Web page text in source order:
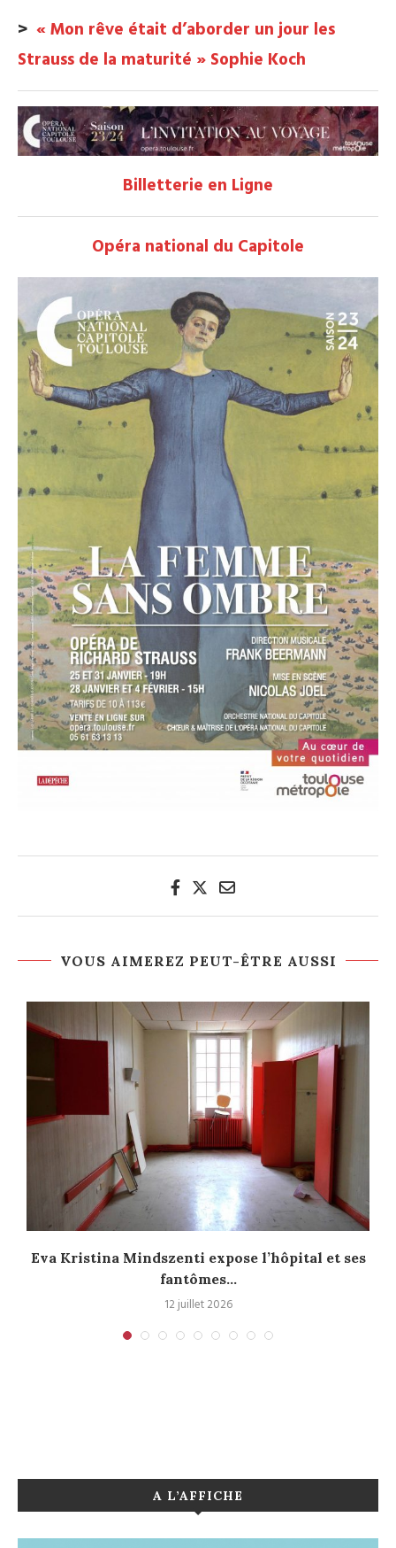
> « Mon rêve était d’aborder un jour les
Strauss de la maturité » Sophie Koch
Billetterie en Ligne
Opéra national du Capitole
VOUS AIMEREZ PEUT-ÊTRE AUSSI
Eva Kristina Mindszenti expose l’hôpital et ses
fantômes...
12 juillet 2026
A L’AFFICHE